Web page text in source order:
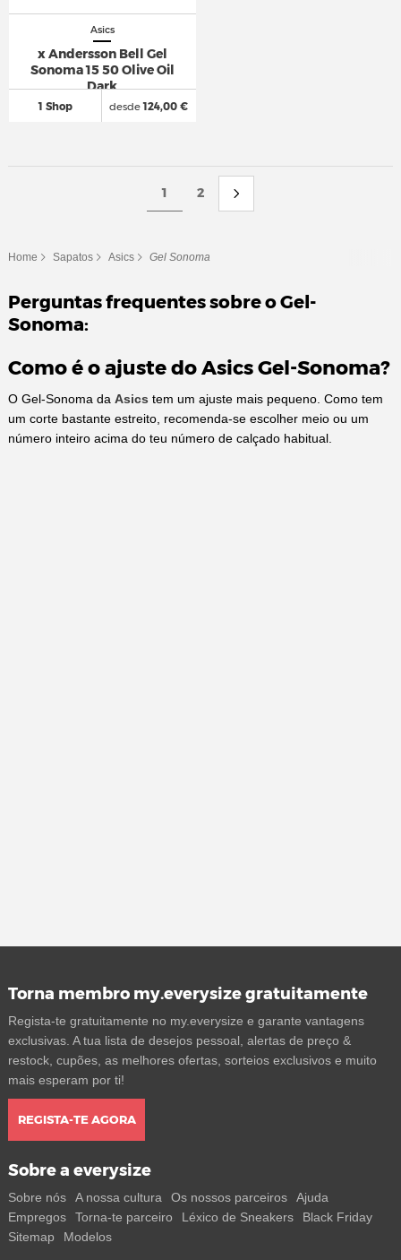
Asics
x Andersson Bell Gel
Sonoma 15 50 Olive Oil
Dark
1 Shop desde124,00 €
1 2
Home Sapatos Asics Gel Sonoma
Perguntas frequentes sobre o Gel-
Sonoma:
Como é o ajuste do Asics Gel-Sonoma?
O Gel-Sonoma da Asics tem um ajuste mais pequeno. Como tem
um corte bastante estreito, recomenda-se escolher meio ou um
número inteiro acima do teu número de calçado habitual.
Torna membro my.everysize gratuitamente
Regista-te gratuitamente no my.everysize e garante vantagens
exclusivas. A tua lista de desejos pessoal, alertas de preço &
restock, cupões, as melhores ofertas, sorteios exclusivos e muito
mais esperam por ti!
REGISTA-TE AGORA
Sobre a everysize
Sobre nós A nossa cultura Os nossos parceiros
Ajuda
Empregos
Torna-te parceiro Léxico de Sneakers
Black Friday
Sitemap
Modelos